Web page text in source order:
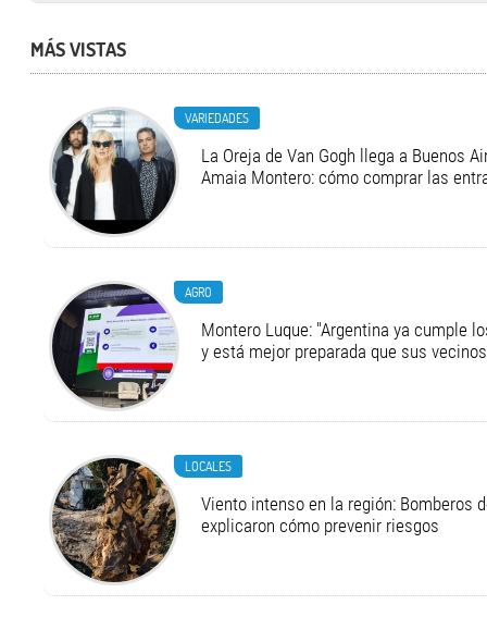
MÁS VISTAS
VARIEDADES
La Oreja de Van Gogh llega a Buenos
Amaia Montero: cómo comprar las
AGRO
Montero Luque: "Argentina ya cumple
y está mejor preparada que sus
LOCALES
Viento intenso en la región: Bomberos
explicaron cómo prevenir riesgos